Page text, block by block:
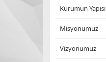
Kurumun Yapısı
Misyonumuz
Vizyonumuz